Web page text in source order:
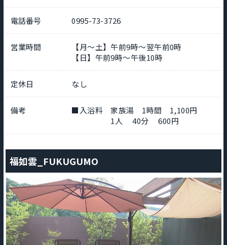
電話番号 0995-73-3726
営業時間
【月～土】午前9時～翌午前0時
【日】午前9時～午後10時
定休日 なし
備考
■入浴料 家族湯 1時間 1,100円
1人 40分 600円
福如雲_FUKUGUMO